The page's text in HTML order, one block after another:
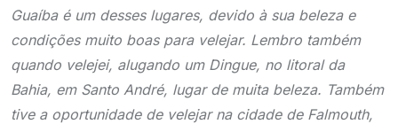
Guaíba é um desses lugares, devido à sua beleza e
condições muito boas para velejar. Lembro também
quando velejei, alugando um Dingue, no litoral da
Bahia, em Santo André, lugar de muita beleza. Também
tive a oportunidade de velejar na cidade de Falmouth,